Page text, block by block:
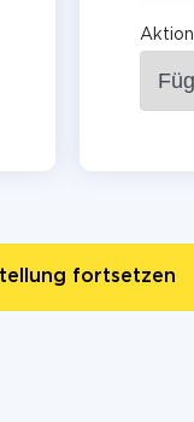
Aktion
fortsetzen